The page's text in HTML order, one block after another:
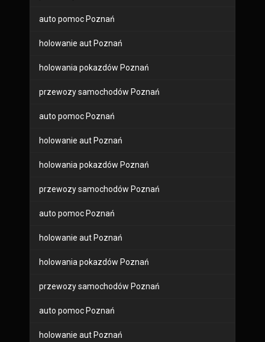
auto pomoc Poznań
holowanie aut Poznań
holowania pokazdów Poznań
przewozy samochodów Poznań
auto pomoc Poznań
holowanie aut Poznań
holowania pokazdów Poznań
przewozy samochodów Poznań
auto pomoc Poznań
holowanie aut Poznań
holowania pokazdów Poznań
przewozy samochodów Poznań
auto pomoc Poznań
holowanie aut Poznań